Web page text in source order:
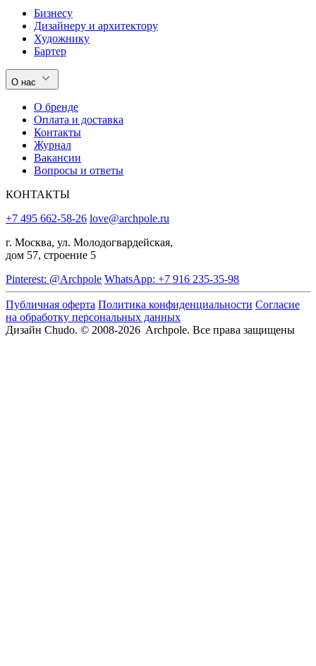
Бизнесу
Дизайнеру и архитектору
Художнику
Бартер
О нас
О бренде
Оплата и доставка
Контакты
Журнал
Вакансии
Вопросы и ответы
КОНТАКТЫ
+7 495 662-58-26 love@archpole.ru
г. Москва, ул. Молодогвардейская,
дом 57, строение 5
Pinterest: @Archpole WhatsApp: +7 916 235-35-98
Публичная оферта Политика конфиденциальности Согласие
на обработку персональных данных
Дизайн Chudo. © 2008-2026 Archpole. Все права защищены